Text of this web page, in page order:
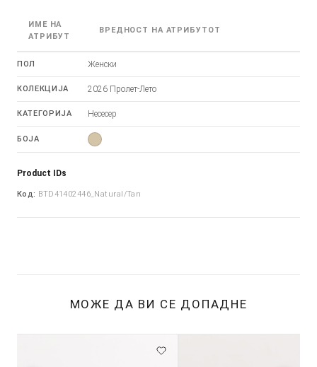
ИМЕ НА
АТРИБУТ
ВРЕДНОСТ НА АТРИБУТОТ
ПОЛ Женски
КОЛЕКЦИЈА 2026 Пролет-Лето
КАТЕГОРИЈА Несесер
БОЈА
Product IDs
Код: BTD41402446_Natural/Tan
МОЖЕ ДА ВИ СЕ ДОПАДНЕ